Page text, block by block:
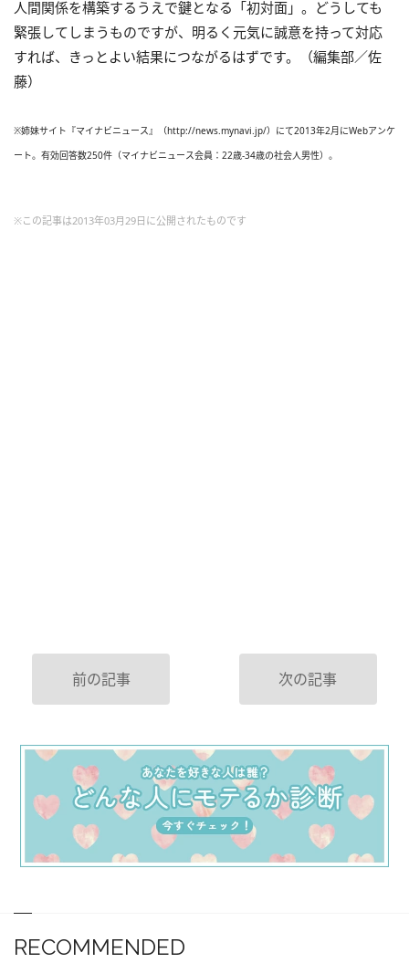
人間関係を構築するうえで鍵となる「初対面」。どうしても
緊張してしまうものですが、明るく元気に誠意を持って対応
すれば、きっとよい結果につながるはずです。（編集部／佐
藤）
※姉妹サイト『マイナビニュース』（http://news.mynavi.jp/）にて2013年2月にWebアンケ
ート。有効回答数250件（マイナビニュース会員：22歳-34歳の社会人男性）。
※この記事は2013年03月29日に公開されたものです
前の記事 次の記事
RECOMMENDED